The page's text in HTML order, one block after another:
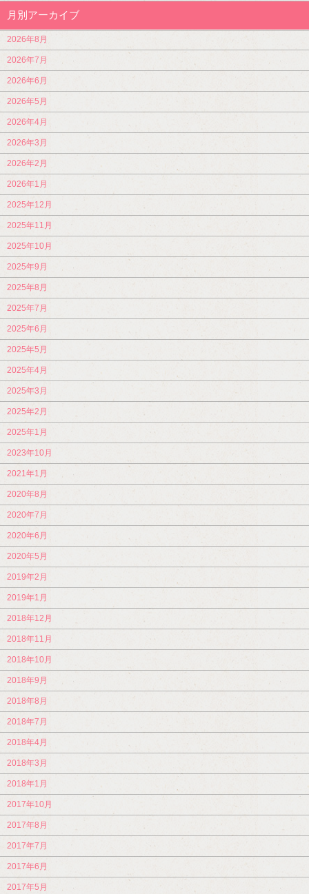
月別アーカイブ
2026年8月
2026年7月
2026年6月
2026年5月
2026年4月
2026年3月
2026年2月
2026年1月
2025年12月
2025年11月
2025年10月
2025年9月
2025年8月
2025年7月
2025年6月
2025年5月
2025年4月
2025年3月
2025年2月
2025年1月
2023年10月
2021年1月
2020年8月
2020年7月
2020年6月
2020年5月
2019年2月
2019年1月
2018年12月
2018年11月
2018年10月
2018年9月
2018年8月
2018年7月
2018年4月
2018年3月
2018年1月
2017年10月
2017年8月
2017年7月
2017年6月
2017年5月